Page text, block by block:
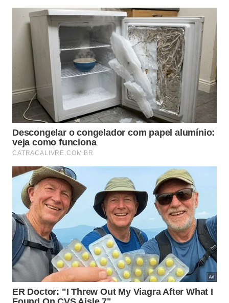
Como e onde você deve aplicar o
condicionador para obter os
melhores resultados?
A versatilidade desteplano de ação visualno banho
permite que ele seja adaptado para todos os tipos
de fios, desde os mais oleosos até os extremamente
secos. A aplicação correta envolve respeitar a
distância da raiz para evitar o excesso de peso,
garantindo que o seumétodo eficientede
hidratação foque onde o cabelo realmente precisa